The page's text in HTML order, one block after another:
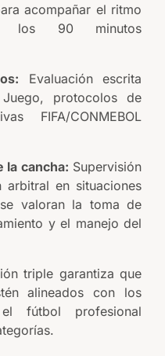
acompañar el ritmo
los 90 minutos
Evaluación escrita
protocolos de
FIFA/CONMEBOL
la cancha: Supervisión
en situaciones
valoran la toma de
y el manejo del
triple garantiza que
alineados con los
fútbol profesional